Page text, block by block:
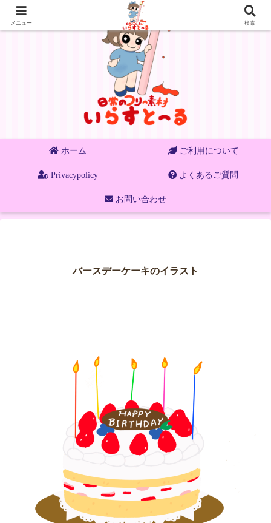
ホーム ご利用について
Privacypolicy よくあるご質問
お問い合わせ
バースデーケーキのイラスト
メニュー 検索